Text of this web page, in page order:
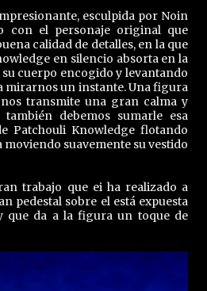
esculpida por Noin
con el personaje original que
calidad de detalles, en la que
en silencio absorta en la
cuerpo encogido y levantando
mirarnos un instante. Una figura
transmite una gran calma y
debemos sumarle esa
Patchouli Knowledge flotando
moviendo suavemente su vestido
trabajo que ei ha realizado a
pedestal sobre el está expuesta
que da a la figura un toque de